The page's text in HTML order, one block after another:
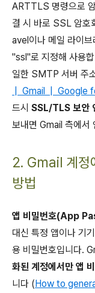
ARTTLS 명령으로
결 시 바로 SSL 암
avel이나 메일 라이브
"ssl"로 지정해 사용
일한 SMTP 서버 주
| Gmail | Google
드시 SSL/TLS 보안
보내면 Gmail 측에서
2. Gmail 계정
방법
앱 비밀번호(App
대신 특정 앱이나 기
용 비밀번호입니다.
화된 계정에서만 앱
니다 ( How to